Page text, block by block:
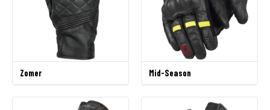
Zomer Mid-Season